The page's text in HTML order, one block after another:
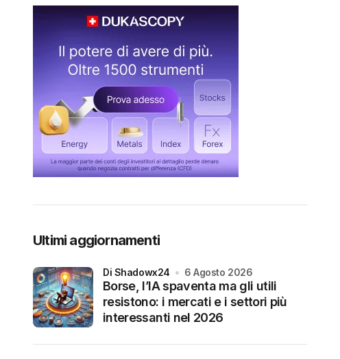
Ultimi aggiornamenti
Borse, l’IA spaventa ma gli utili
resistono: i mercati e i settori più
interessanti nel 2026
di Shadowx24 6 Agosto 2026